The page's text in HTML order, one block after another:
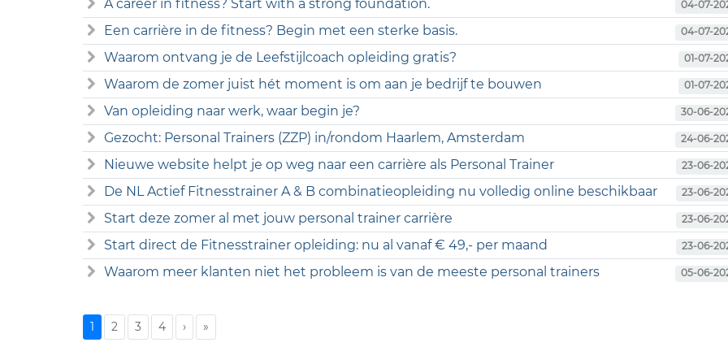
A career in fitness? Start with a strong foundation. 04-07-
Een carrière in de fitness? Begin met een sterke basis. 04-07-
Waarom ontvang je de Leefstijlcoach opleiding gratis? 01-07-
Waarom de zomer juist hét moment is om aan je bedrijf te bouwen 01-07-
Van opleiding naar werk, waar begin je? 30-06-
Gezocht: Personal Trainers (ZZP) in/rondom Haarlem, Amsterdam 24-06-
Nieuwe website helpt je op weg naar een carrière als Personal Trainer 23-06-
De NL Actief Fitnesstrainer A & B combinatieopleiding nu volledig online beschikbaar 23-06-
Start deze zomer al met jouw personal trainer carrière 23-06-
Start direct de Fitnesstrainer opleiding: nu al vanaf € 49,- per maand 23-06-
Waarom meer klanten niet het probleem is van de meeste personal trainers 05-06-
1 2 3 4 › »